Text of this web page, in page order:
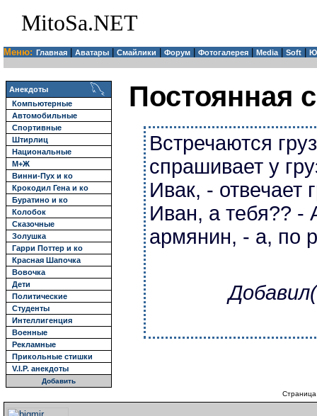
MitoSa.NET
Меню: Главная Аватары Смайлики Форум Фотогалерея Media| Soft
Анекдоты
Компьютерные
Автомобильные
Спортивные
Штирлиц
Национальные
М+Ж
Винни-Пух и ко
Крокодил Гена и ко
Буратино и ко
Колобок
Сказочные
Золушка
Гарри Поттер и ко
Красная Шапочка
Вовочка
Дети
Политические
Студенты
Интеллигенция
Военные
Рекламные
Прикольные стишки
V.I.P. анекдоты
Добавить
Постоянная
Встречаются
спрашивает у
Ивак, - отвечает
Иван, а тебя?? -
армянин, - а, по